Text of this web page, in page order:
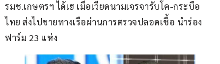
รมช.เกษตรฯ ได้เฮ เมื่อเวียดนามเจรจารับโค-กระบือ
ไทย ส่งไปขายทางเรือผ่านการตรวจปลอดเชื้อ นำร่อง
ฟาร์ม 23 แห่ง